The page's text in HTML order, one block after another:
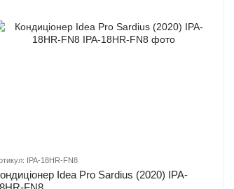
IPA-18HR-FN8
Idea Pro Sardius (2020) IPA-